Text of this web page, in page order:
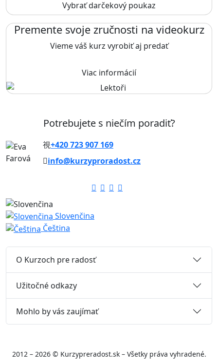
Vybrať darčekový poukaz
Premente svoje zručnosti na videokurz
Vieme váš kurz vyrobiť aj predať
Viac informácií
Potrebujete s niečím poradiť?
+420 723 907 169
info@kurzyproradost.cz
Slovenčina
Čeština
O Kurzoch pre radosť
Užitočné odkazy
Mohlo by vás zaujímať
2012 – 2026 © Kurzypreradost.sk – Všetky práva vyhradené.